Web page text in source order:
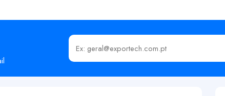
Insira o seu email